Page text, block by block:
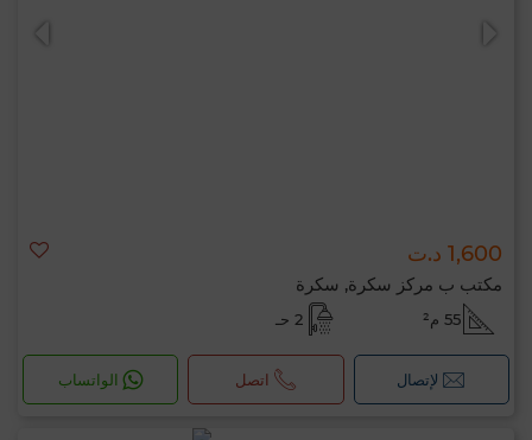
1,600 د.ت
مكتب ب مركز سكرة, سكرة
55 م² 2 حـ
لإتصال اتصل الواتساب